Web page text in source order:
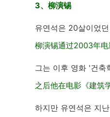
3、柳演锡
유연석은 20살이었
柳演锡通过2003年电
그는 이후 영화 '건축
之后他在电影《建筑
하지만 유연석은 지